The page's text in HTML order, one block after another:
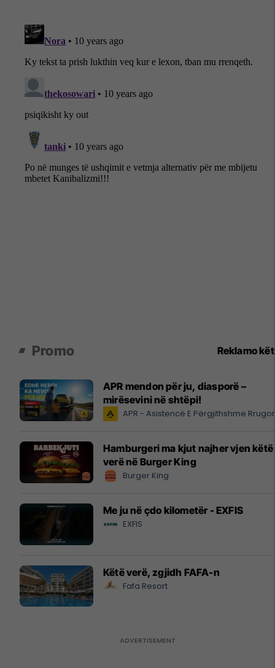
Promo Reklamo
APR mendon për ju, diasporë –
mirësevini në shtëpi!
APR - Asistencë E Përgjithshme
Hamburgeri ma kjut najher vjen këtë
verë në Burger King
Burger King
Me ju në çdo kilometër - EXFIS
EXFIS
Këtë verë, zgjidh FAFA-n
Fafa Resort